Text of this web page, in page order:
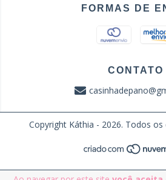
FORMAS DE
CONTATO
Copyright Káthia - 2026. Todos